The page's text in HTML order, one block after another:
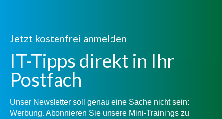
Jetzt kostenfrei anmelden
IT-Tipps direkt in Ihr
Postfach
Unser Newsletter soll genau eine Sache nicht sein:
Werbung. Abonnieren Sie unsere Mini-Trainings zu